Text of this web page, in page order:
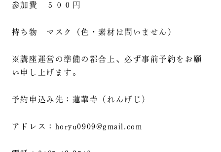
参加費 ５００円
持ち物 マスク（色・素材は問いません）
※講座運営の準備の都合上、必ず事前予約をお願
い申し上げます。
予約申込み先：蓮華寺（れんげじ）
アドレス：horyu0909@gmail.com